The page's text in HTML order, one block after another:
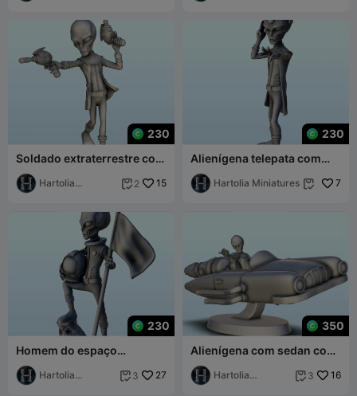
230
Soldado extraterrestre com
pistola laser dupla (28) (+
ve pré-suportado)
Hartolia
 2 15
230
Alienígena telepata com
capacete de telepatia (29)
(+ pré-suportado v
Hartolia Miniatures  7
230
Homem do espaço
extraterrestre com
capacete e bandeira (27) (+
pré-suportado ve
Hartolia
 3 27
350
Alienígena com sedan com
motor a jato e pistola laser
(26) (+ pré-s
Hartolia
 3 16